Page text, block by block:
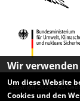
Copyright 2026 - AG
Wir
Um diese Website
Cookies und den